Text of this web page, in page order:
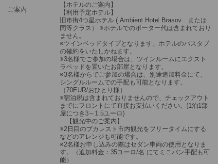
ご案内
【ホテルのご案内】
【利用予定ホテル】
旧市街4つ星ホテル ( Ambient Hotel Brasov または
同等クラス） ※ホテルでのポーター代は含まれており
ません。
※ツインベッドタイプとなります。ホテルのバスタブ
の確約をいたしかねます。
※3名様でご参加の場合は、ツインルームにエクスト
ラベッドを置いたお部屋となります。
※3名様からでご参加の場合は、別途追加料金にて、
シングルルームでの手配も可能となります。
（70EUR/おひとり様）
※宿泊税は含まれておりませんので、チェックアウト
までにフロントにて直接お支払いください。(1泊1部
屋につき3～1.5ユーロ)
【観光中のご案内】
※2日目のブカレスト市内観光をフリータイムにする
などのアレンジも可能です。
※2名様お申し込みの際はセダン車両の使用となりま
す。（追加料金：35ユーロ/名 にてミニバン手配も可
能）